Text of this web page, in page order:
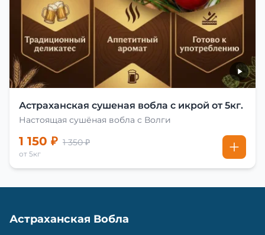
Астраханская сушеная вобла с икрой от 5кг.
Настоящая сушёная вобла с Волги
1 150 ₽ 1 350 ₽
от 5кг
Астраханская Вобла